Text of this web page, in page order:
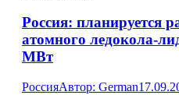
Россия: планируется
атомного ледокола-
МВт
РоссияАвтор: German